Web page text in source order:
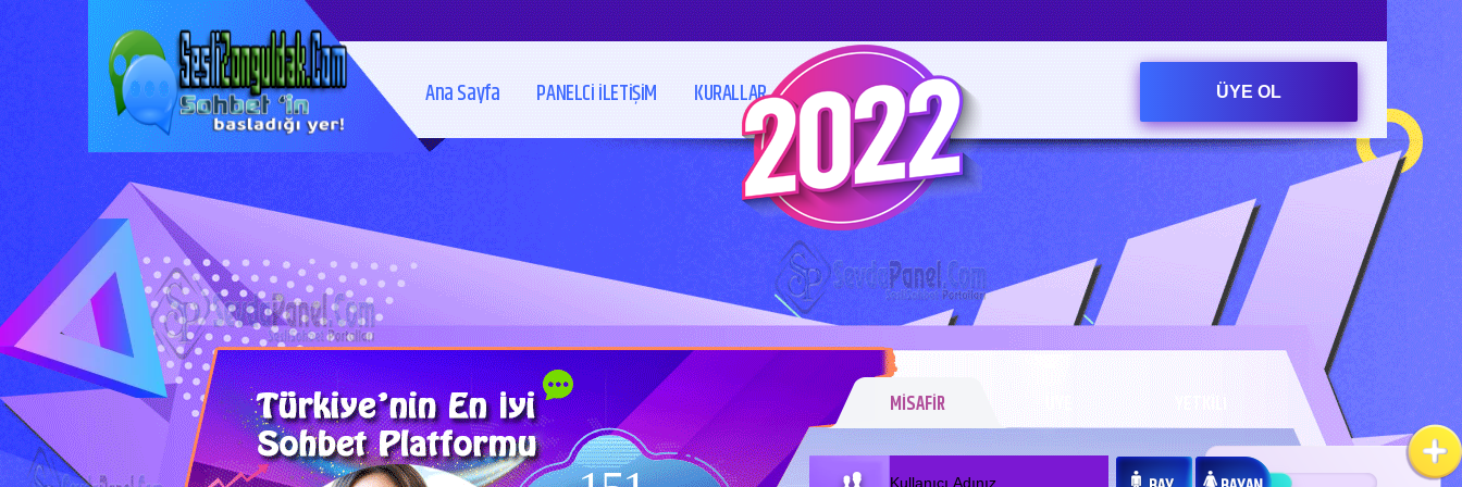
ÜYE OL
Ana Sayfa PANELCi iLETiŞiM KURALLAR
MİSAFİR